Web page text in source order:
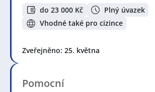
do 23 000 Kč
Plný úvazek
Vhodné také pro cizince
Zveřejněno: 25. května
Pomocní